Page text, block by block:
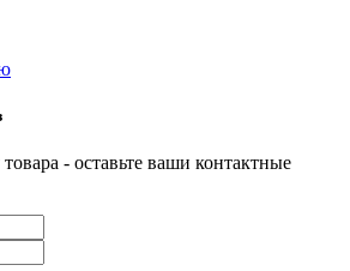
- оставьте ваши контактные